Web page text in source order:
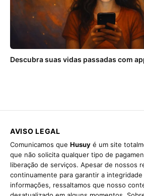
Descubra suas vidas passadas com
AVISO LEGAL
Comunicamos que Husuy é um site
que não solicita qualquer tipo de
liberação de serviços. Apesar de nossos
continuamente para garantir a integridade
informações, ressaltamos que nosso